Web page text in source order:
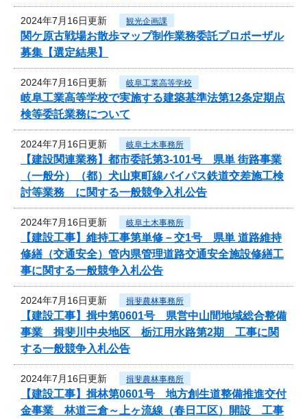
2024年7月16日更新 観光企画課
関ケ原古戦場お散歩マップ制作業務委託プロポーザル
募集【選定結果】
2024年7月16日更新 岐阜工業高等学校
岐阜工業高等学校で実施する建築基準法第12条定期点
検等委託業務について
2024年7月16日更新 岐阜土木事務所
【建設関連業務】都市委託第3-101号 県単 街路事業
（一般分）（都）犬山東町線バイパス鉄道交差施工検
討等業務 に関する一般競争入札公告
2024年7月16日更新 岐阜土木事務所
【建設工事】維持工事第単修－交1号 県単 道路維持
修繕（交通安全）管内県管理道路交通安全施設修繕工
事に関する一般競争入札公告
2024年7月16日更新 揖斐農林事務所
【建設工事】揖中第0601号 県営中山間地域総合整備
事業 揖斐川中央地区 栃江用水路第2期 工事に関
する一般競争入札公告
2024年7月16日更新 揖斐農林事務所
【建設工事】揖林第0601号 地方創生道整備推進交付
金事業 林道三倉～上ヶ流線（春日工区）開設 工事